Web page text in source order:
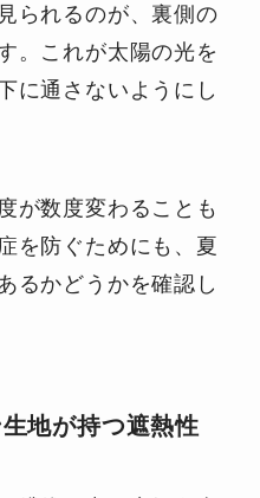
られるのが、裏側の
。これが太陽の光を
に通さないようにし
が数度変わることも
を防ぐためにも、夏
るかどうかを確認し
地が持つ遮熱性